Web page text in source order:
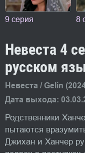
9 серия 8
Невеста 4
русском
Невеста / Gelin
Дата выхода:
Родственники
пытаются
Джихан и Ханчер